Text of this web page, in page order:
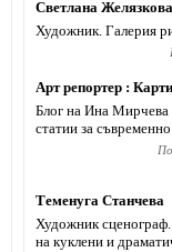
Светлана Желязкова
Художник. Галерия
Арт репортер :
Блог на Ина Мирчева
статии за
Теменуга Станчева
Художник
на куклени и